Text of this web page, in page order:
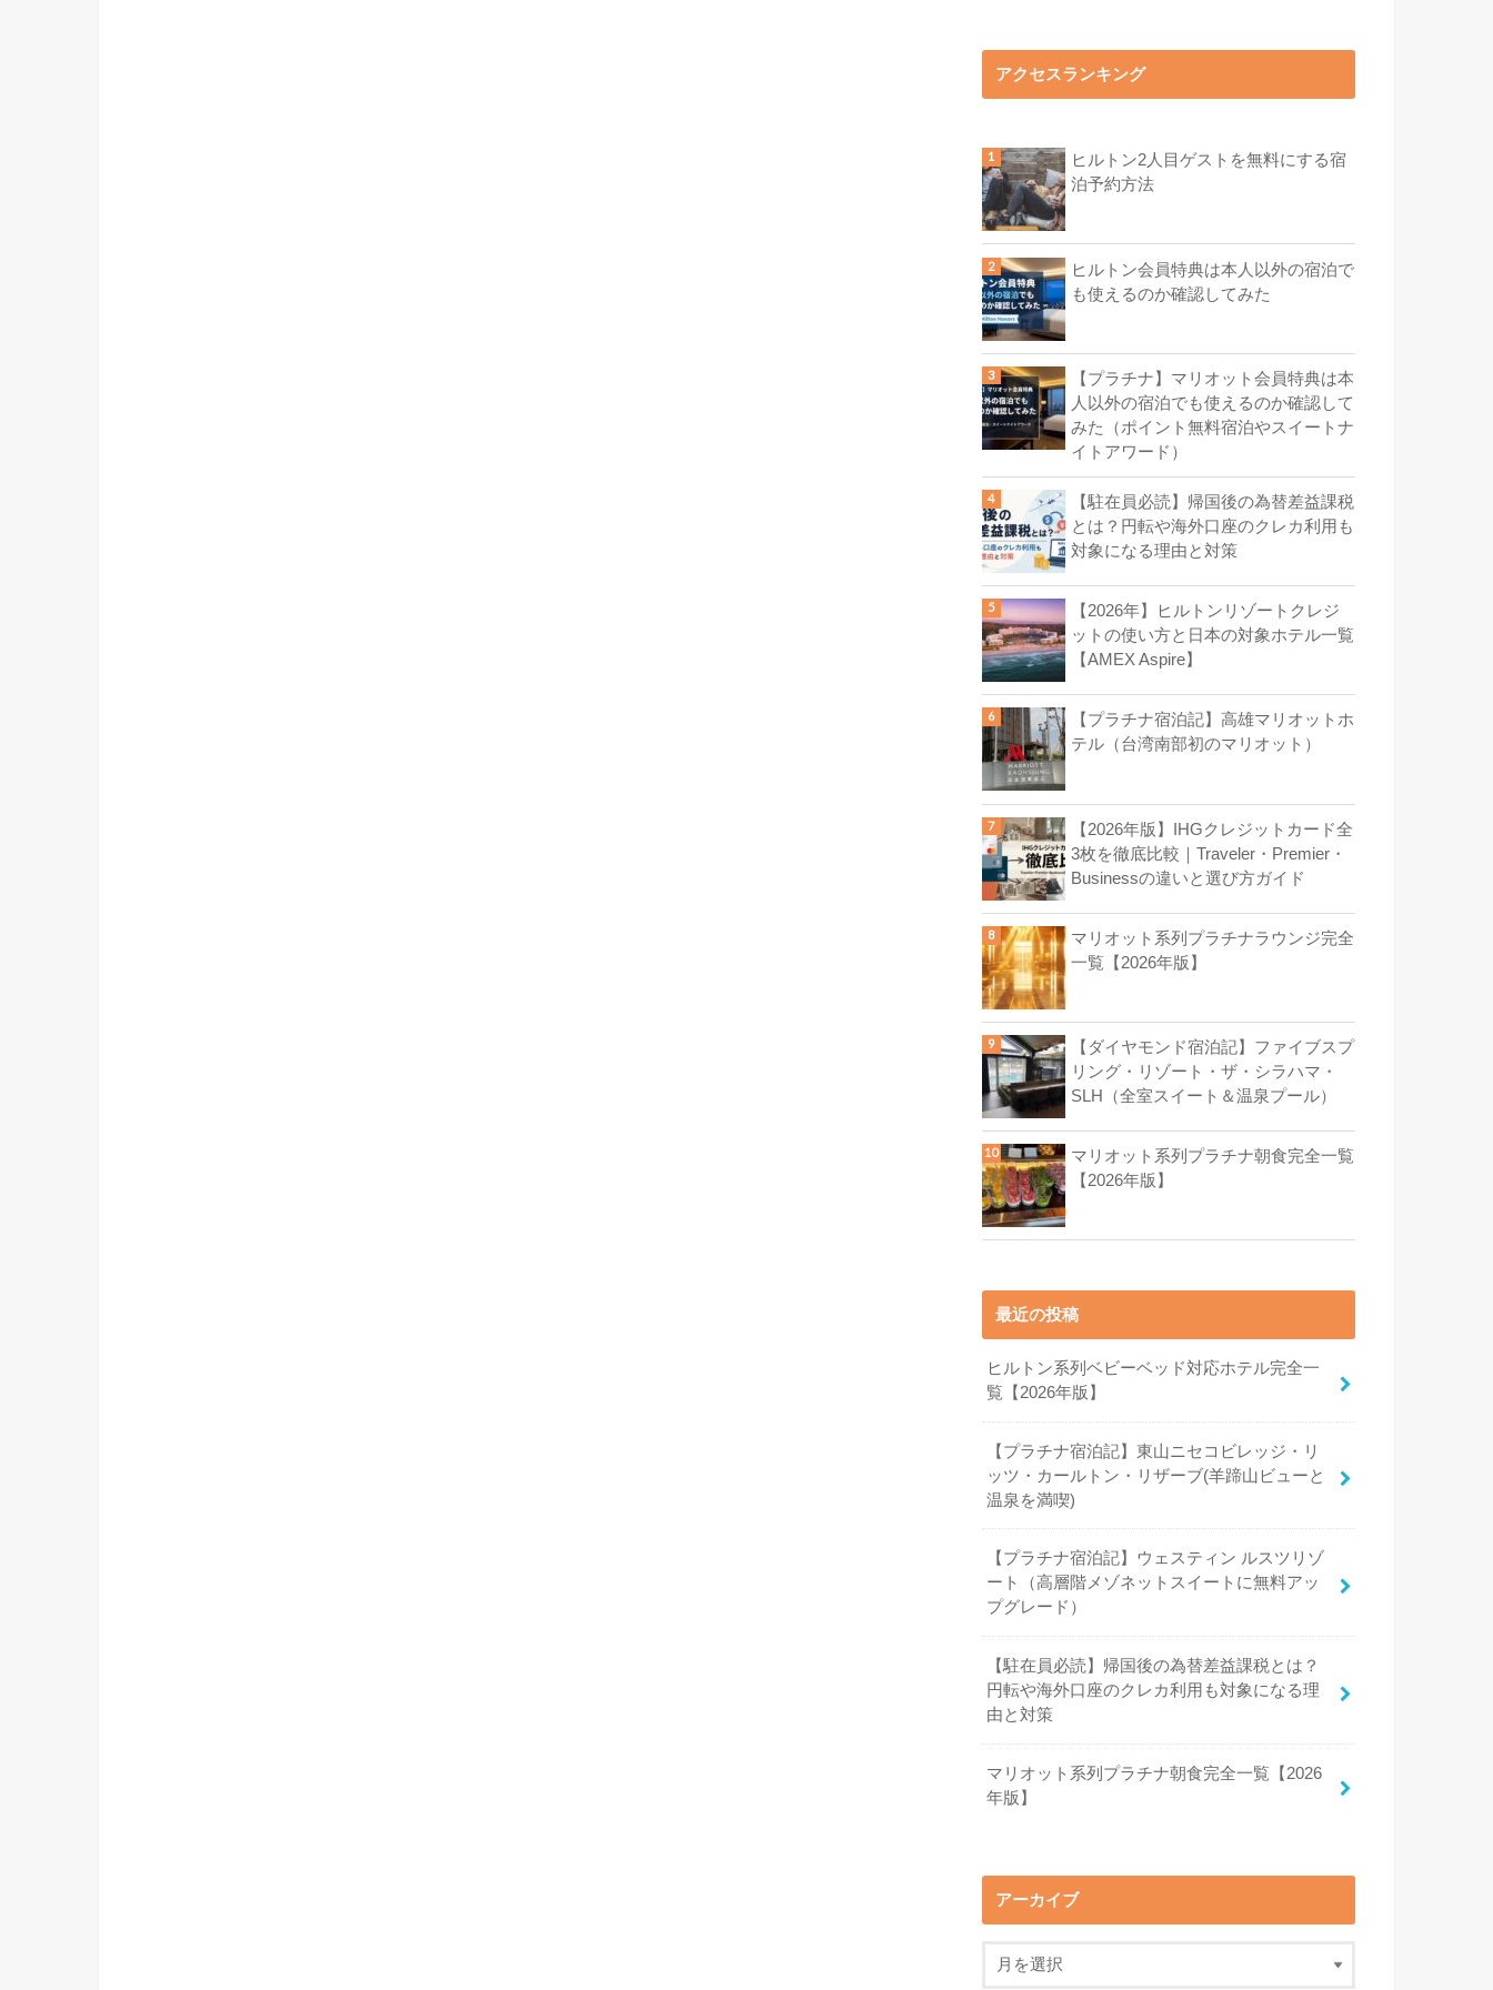
アクセスランキング
ヒルトン2人目ゲストを無料にする宿
泊予約方法
ヒルトン会員特典は本人以外の宿泊で
も使えるのか確認してみた
【プラチナ】マリオット会員特典は本
人以外の宿泊でも使えるのか確認して
みた（ポイント無料宿泊やスイートナ
イトアワード）
【駐在員必読】帰国後の為替差益課税
とは？円転や海外口座のクレカ利用も
対象になる理由と対策
【2026年】ヒルトンリゾートクレジ
ットの使い方と日本の対象ホテル一覧
【AMEX Aspire】
【プラチナ宿泊記】高雄マリオットホ
テル（台湾南部初のマリオット）
【2026年版】IHGクレジットカード全
3枚を徹底比較｜Traveler・Premier・
Businessの違いと選び方ガイド
マリオット系列プラチナラウンジ完全
一覧【2026年版】
【ダイヤモンド宿泊記】ファイブスプ
リング・リゾート・ザ・シラハマ・
SLH（全室スイート＆温泉プール）
マリオット系列プラチナ朝食完全一覧
【2026年版】
最近の投稿
ヒルトン系列ベビーベッド対応ホテル完全一
覧【2026年版】
【プラチナ宿泊記】東山ニセコビレッジ・リ
ッツ・カールトン・リザーブ(羊蹄山ビューと
温泉を満喫)
【プラチナ宿泊記】ウェスティン ルスツリゾ
ート（高層階メゾネットスイートに無料アッ
プグレード）
【駐在員必読】帰国後の為替差益課税とは？
円転や海外口座のクレカ利用も対象になる理
由と対策
マリオット系列プラチナ朝食完全一覧【2026
年版】
アーカイブ